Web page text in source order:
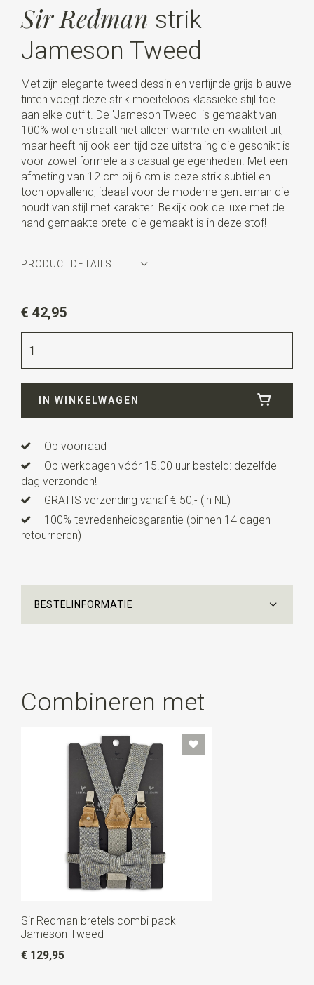
Sir Redman strik
Jameson Tweed
Met zijn elegante tweed dessin en verfijnde grijs-blauwe
tinten voegt deze strik moeiteloos klassieke stijl toe
aan elke outfit. De 'Jameson Tweed' is gemaakt van
100% wol en straalt niet alleen warmte en kwaliteit uit,
maar heeft hij ook een tijdloze uitstraling die geschikt is
voor zowel formele als casual gelegenheden. Met een
afmeting van 12 cm bij 6 cm is deze strik subtiel en
toch opvallend, ideaal voor de moderne gentleman die
houdt van stijl met karakter. Bekijk ook de luxe met de
hand gemaakte bretel die gemaakt is in deze stof!
PRODUCTDETAILS
denimblauw / oker / off white
Kwaliteit
Lengte12 cm
verstelbaar bandje.
€ 42,95
IN WINKELWAGEN
Op voorraad
Op werkdagen vóór 15.00 uur besteld: dezelfde
dag verzonden!
GRATIS verzending vanaf € 50,- (in NL)
100% tevredenheidsgarantie (binnen 14 dagen
retourneren)
BESTELINFORMATIE
Combineren met
Sir Redman bretels combi pack
Jameson Tweed
€ 129,95